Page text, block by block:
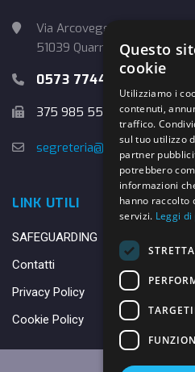
Via Arcoveggio, 4
51039 Quarrata (PT)
0573 774457
375 985 5526
segreteria@danybasket.it
LINK UTILI
SAFEGUARDING
Contatti
Privacy Policy
Cookie Policy
Questo
cookie
Utilizziamo i
contenuti,
traffico.
sul tuo utilizzo
partner
potrebbero
informazioni
hanno raccolto
servizi. Leggi di